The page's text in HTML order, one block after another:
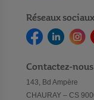
Réseaux sociaux
Contactez-nous
143, Bd Ampère
CHAURAY – CS